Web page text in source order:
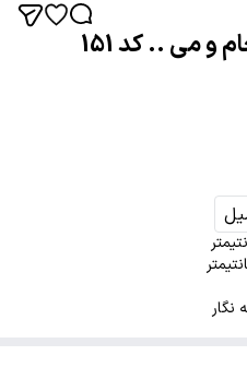
و می .. کد 151